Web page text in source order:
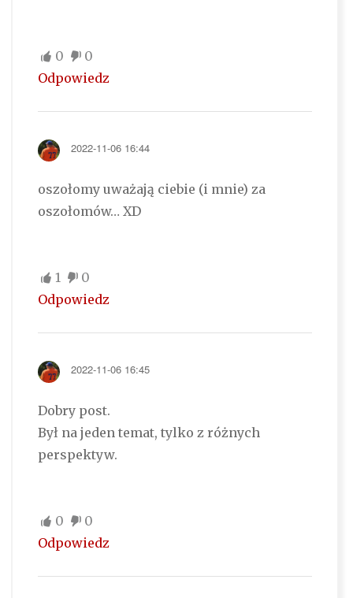
0
0
Odpowiedz
2022-11-06 16:44
oszołomy uważają ciebie (i mnie) za
oszołomów… XD
1
0
Odpowiedz
2022-11-06 16:45
Dobry post.
Był na jeden temat, tylko z różnych
perspektyw.
0
0
Odpowiedz